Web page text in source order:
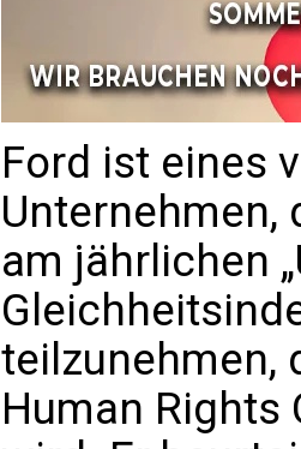
Ford ist eines
Unternehmen,
am jährlichen
teilzunehmen,
Human Rights